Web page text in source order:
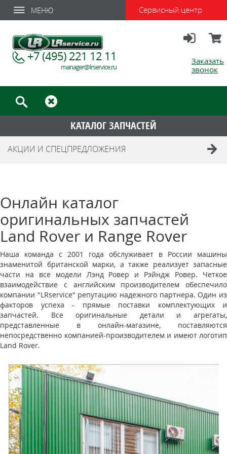
МЕНЮ Сервисный центр
Заказать
звонок
+7 (495) 221 12 11
manager@lrservice.ru
КАТАЛОГ ЗАПЧАСТЕЙ
АКЦИИ И СПЕЦПРЕДЛОЖЕНИЯ
Онлайн каталог
оригинальных запчастей
Land Rover и Range Rover
Наша команда с 2001 года обслуживает в России машины
знаменитой британской марки, а также реализует запасные
части на все модели Лэнд Ровер и Рэйндж Ровер. Четкое
взаимодействие с английским производителем обеспечило
компании "LRservice" репутацию надежного партнера. Один из
факторов успеха - прямые поставки комплектующих и
запчастей. Все оригинальные детали и агрегаты,
представленные в онлайн-магазине, поставляются
непосредственно компанией-производителем и имеют логотип
Land Rover.